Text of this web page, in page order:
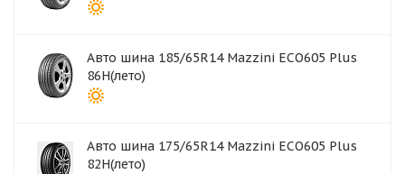
Авто шина 185/65R14 Mazzini ECO605 Plus
86H(лето)
Авто шина 175/65R14 Mazzini ECO605 Plus
82H(лето)